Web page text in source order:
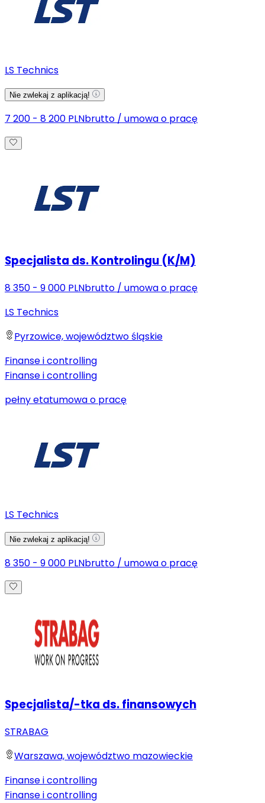
LS Technics
Nie zwlekaj z aplikacją!
7 200 - 8 200 PLNbrutto / umowa o pracę
Specjalista ds. Kontrolingu (K/M)
8 350 - 9 000 PLNbrutto / umowa o pracę
LS Technics
Pyrzowice, województwo śląskie
Finanse i controlling
Finanse i controlling
pełny etatumowa o pracę
LS Technics
Nie zwlekaj z aplikacją!
8 350 - 9 000 PLNbrutto / umowa o pracę
Specjalista/-tka ds. finansowych
STRABAG
Warszawa, województwo mazowieckie
Finanse i controlling
Finanse i controlling